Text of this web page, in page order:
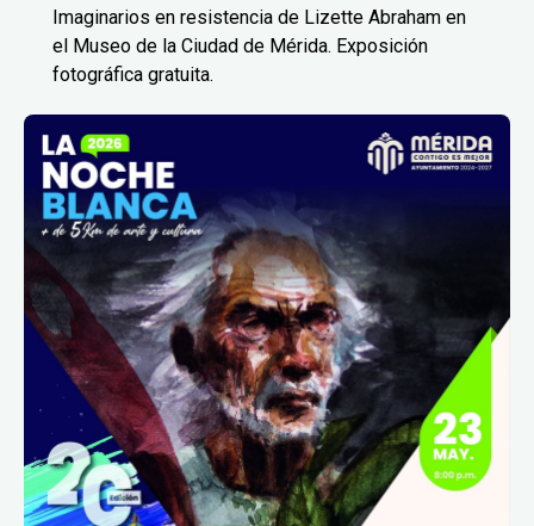
Imaginarios en resistencia de Lizette Abraham en
el Museo de la Ciudad de Mérida. Exposición
fotográfica gratuita.